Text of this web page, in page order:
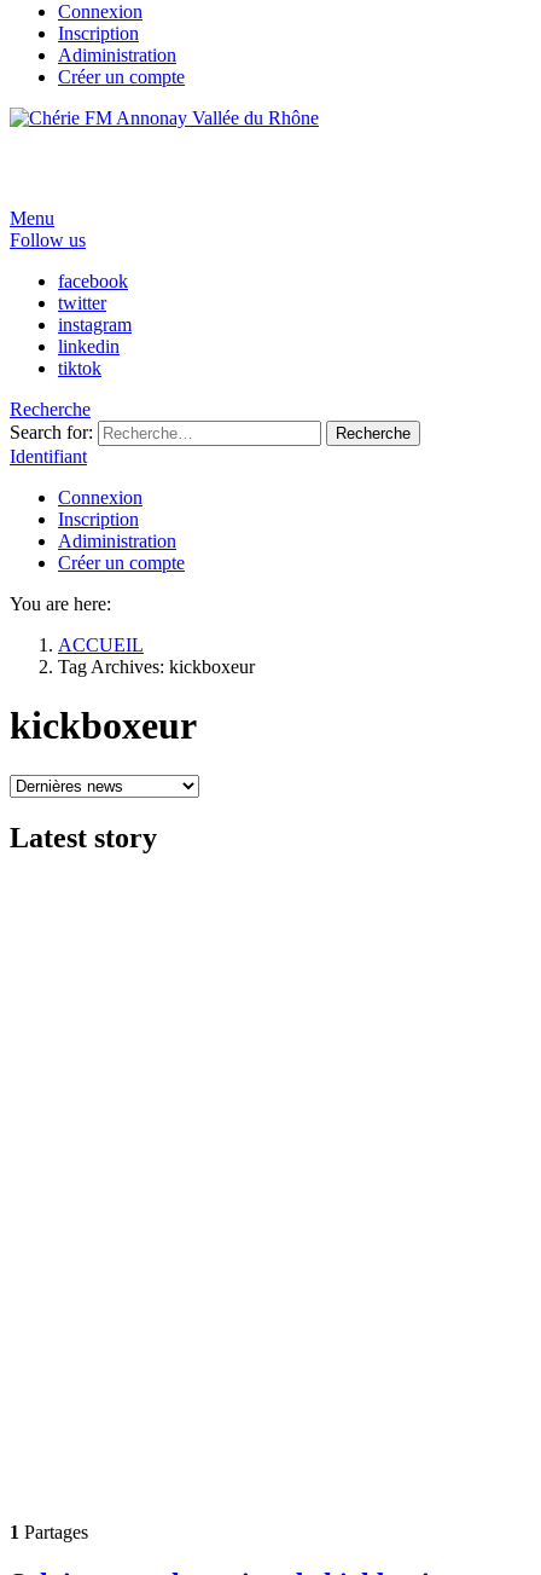
Connexion
Inscription
Adiministration
Créer un compte
Menu
Follow us
facebook
twitter
instagram
linkedin
tiktok
Recherche
Search for:
Recherche
Identifiant
Connexion
Inscription
Adiministration
Créer un compte
You are here:
ACCUEIL
Tag Archives: kickboxeur
kickboxeur
Latest story
1 Partages